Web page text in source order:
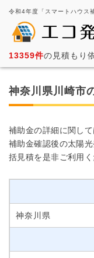
13359件の見積もり
神奈川県川崎市
補助金の詳細に関し
補助金確認後の太陽
括見積を是非ご利用く
神奈川県